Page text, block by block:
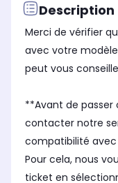
Description
Merci de vérifier
avec votre
peut vous
**Avant de
contacter notre
compatibilité
Pour cela, nous
ticket en